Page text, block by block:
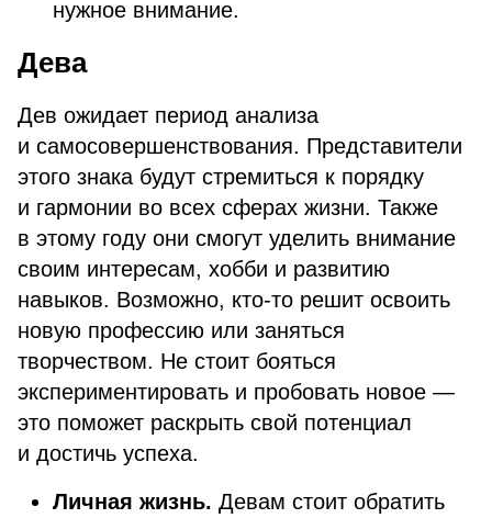
нужное внимание.
Дева
Дев ожидает период анализа
и самосовершенствования. Представители
этого знака будут стремиться к порядку
и гармонии во всех сферах жизни. Также
в этому году они смогут уделить внимание
своим интересам, хобби и развитию
навыков. Возможно, кто-то решит освоить
новую профессию или заняться
творчеством. Не стоит бояться
экспериментировать и пробовать новое —
это поможет раскрыть свой потенциал
и достичь успеха.
Личная жизнь. Девам стоит обратить